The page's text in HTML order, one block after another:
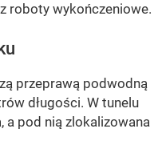
roboty wykończeniowe.
przeprawą podwodną
długości. W tunelu
a pod nią zlokalizowana